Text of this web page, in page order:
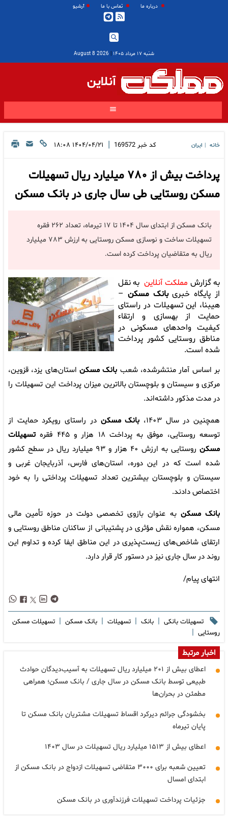
درباره ما تماس با ما آرشیو
شنبه ۱۷ مرداد ۱۴۰۵ |
2026 August 8
آنلاین
خانه ایران کد خبر 169572
| ۱۴۰۴/۰۴/۲۱ ۱۸:۰۸
پرداخت بیش از ۷۸۰ میلیارد ریال تسهیلات
مسکن روستایی طی سال جاری در بانک مسکن
بانک مسکن از ابتدای سال ۱۴۰۴ تا ۱۷ تیرماه، تعداد ۲۶۲ فقره
تسهیلات ساخت و نوسازی مسکن روستایی به ارزش ۷۸۳ میلیارد
ریال به متقاضیان پرداخت کرده است.
به گزارش مملکت آنلاین به نقل
از پایگاه خبریبانک مسکن –
هیبنا، این تسهیلات در راستای
حمایت از بهسازی و ارتقاء
کیفیت واحدهای مسکونی در
مناطق روستایی کشور پرداخت
شده است.
بر اساس آمار منتشرشده، شعب بانک مسکن استان‌های یزد، قزوین،
مرکزی و سیستان و بلوچستان بالاترین میزان پرداخت این تسهیلات را
در مدت مذکور داشته‌اند.
همچنین در سال ۱۴۰۳، بانک مسکن در راستای رویکرد حمایت از
توسعه روستایی، موفق به پرداخت ۱۸ هزار و ۴۴۵ فقره
تسهیلات
مسکن
روستایی به ارزش ۴۰ هزار و ۹۳ میلیارد ریال در سطح کشور
شده است که در این دوره، استان‌های فارس، آذربایجان غربی و
سیستان و بلوچستان بیشترین تعداد تسهیلات پرداختی را به خود
اختصاص دادند.
بانک مسکن به عنوان بازوی تخصصی دولت در حوزه تأمین مالی
مسکن، همواره نقش مؤثری در پشتیبانی از ساکنان مناطق روستایی و
ارتقای شاخص‌های زیست‌پذیری در این مناطق ایفا کرده و تداوم این
روند در سال جاری نیز در دستور کار قرار دارد.
انتهای پیام/
تسهیلات بانکی | بانک | تسهیلات | بانک مسکن | تسهیلات مسکن
روستایی |
اخبار مرتبط
اعطای بیش از ۲۰۱ میلیارد ریال تسهیلات به آسیب‌دیدگان حوادث
طبیعی توسط بانک مسکن در سال جاری / بانک مسکن؛ همراهی
مطمئن در بحران‌ها
بخشودگی جرائم دیرکرد اقساط تسهیلات مشتریان بانک مسکن تا
پایان تیرماه
اعطای بیش از ۱۵۱۳ میلیارد ریال تسهیلات در سال ۱۴۰۳
تعیین شعبه برای ۳۰۰۰ متقاضی تسهیلات ازدواج در بانک مسکن از
ابتدای امسال
جزئیات پرداخت تسهیلات فرزندآوری در بانک مسکن